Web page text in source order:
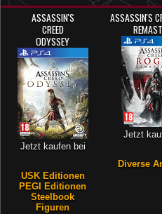
ASSASSIN'S
CREED
ODYSSEY
Jetzt kaufen bei
USK Editionen
PEGI Editionen
Steelbook
Figuren
ASSASSIN'S
Jetzt
Diverse